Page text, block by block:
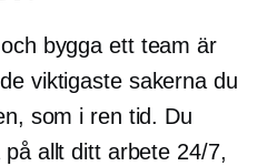
bygga ett team är
viktigaste sakerna du
som i ren tid. Du
allt ditt arbete 24/7,